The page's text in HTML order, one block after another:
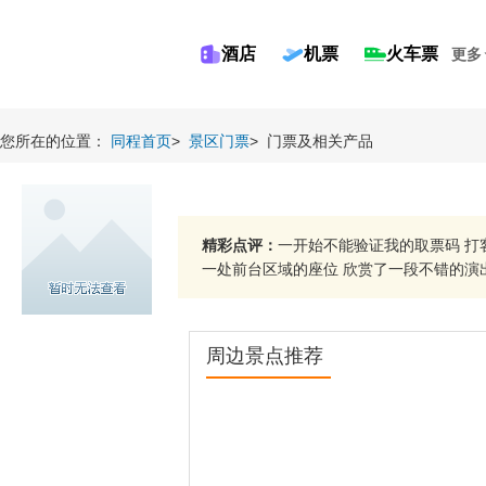
酒店 机票 火车票 更多
您所在的位置： 同程首页> 景区门票> 门票及相关产品
精彩点评： 一开始不能验证我的取票码
一处前台区域的座位 欣赏了一段不错的演
周边景点推荐